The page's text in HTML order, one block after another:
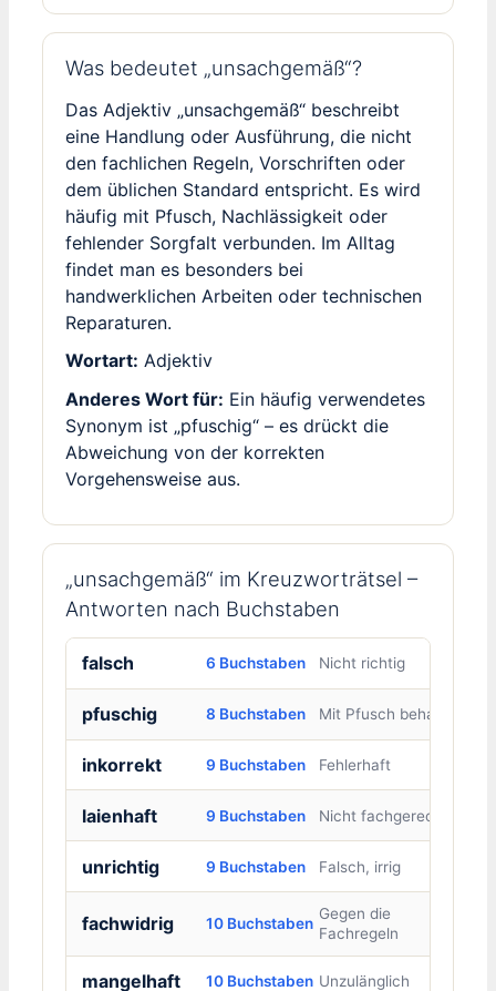
Was bedeutet „unsachgemäß“?
Das Adjektiv „unsachgemäß“ beschreibt
eine Handlung oder Ausführung, die nicht
den fachlichen Regeln, Vorschriften oder
dem üblichen Standard entspricht. Es wird
häufig mit Pfusch, Nachlässigkeit oder
fehlender Sorgfalt verbunden. Im Alltag
findet man es besonders bei
handwerklichen Arbeiten oder technischen
Reparaturen.
Wortart: Adjektiv
Anderes Wort für: Ein häufig verwendetes
Synonym ist „pfuschig“ – es drückt die
Abweichung von der korrekten
Vorgehensweise aus.
„unsachgemäß“ im Kreuzworträtsel –
Antworten nach Buchstaben
falsch 6 Buchstaben Nicht richtig
pfuschig 8 Buchstaben Mit Pfusch behaftet
inkorrekt 9 Buchstaben Fehlerhaft
laienhaft 9 Buchstaben Nicht fachgerecht
unrichtig 9 Buchstaben Falsch, irrig
fachwidrig 10 Buchstaben
Gegen die
Fachregeln
mangelhaft 10 Buchstaben Unzulänglich